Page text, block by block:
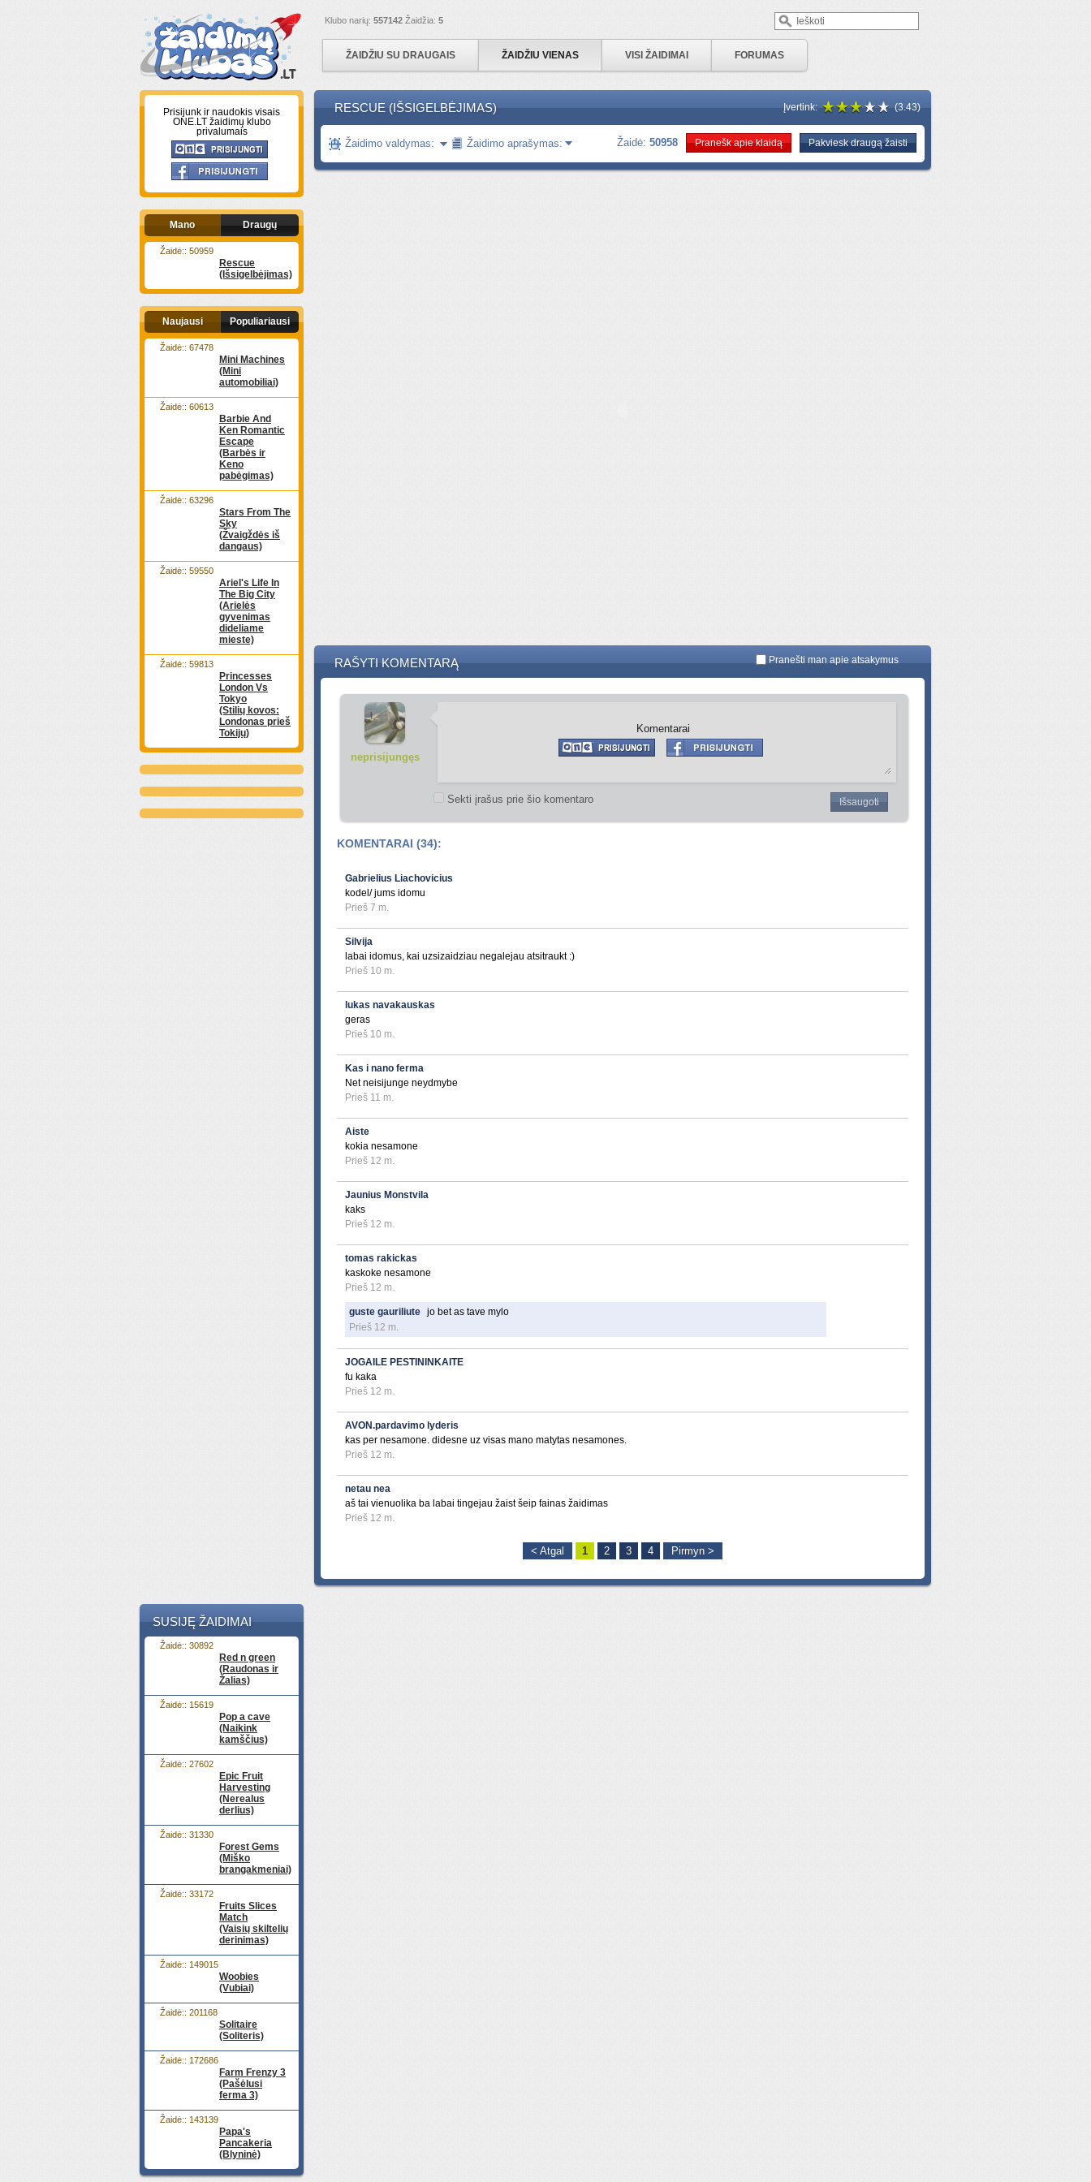
Klubo narių: 557142 Žaidžia: 5
ŽAIDŽIU SU DRAUGAIS ŽAIDŽIU VIENAS VISI ŽAIDIMAI FORUMAS
Prisijunk ir naudokis visais
ONE.LT žaidimų klubo
privalumais
Mano Draugų
Rescue
(Išsigelbėjimas)
Žaidė:: 50959
Naujausi Populiariausi
Mini Machines
(Mini
automobiliai)
Žaidė:: 67478
Barbie And
Ken Romantic
Escape
(Barbės ir
Keno
pabėgimas)
Žaidė:: 60613
Stars From The
Sky
(Žvaigždės iš
dangaus)
Žaidė:: 63296
Ariel's Life In
The Big City
(Arielės
gyvenimas
dideliame
mieste)
Žaidė:: 59550
Princesses
London Vs
Tokyo
(Stilių kovos:
Londonas prieš
Tokijų)
Žaidė:: 59813
RESCUE (IŠSIGELBĖJIMAS) (3.43)
Įvertink:
Žaidimo valdymas: Žaidimo aprašymas: Pakviesk draugą žaisti
Pranešk apie klaidą
Žaidė: 50958
RAŠYTI KOMENTARĄ Pranešti man apie atsakymus
neprisijungęs
Sekti įrašus prie šio komentaro Išsaugoti
Komentarai
KOMENTARAI (34):
Gabrielius Liachovicius
kodel/ jums idomu
Prieš 7 m.
Silvija
labai idomus, kai uzsizaidziau negalejau atsitraukt :)
Prieš 10 m.
lukas navakauskas
geras
Prieš 10 m.
Kas i nano ferma
Net neisijunge neydmybe
Prieš 11 m.
Aiste
kokia nesamone
Prieš 12 m.
Jaunius Monstvila
kaks
Prieš 12 m.
tomas rakickas
kaskoke nesamone
Prieš 12 m.
guste gauriliute jo bet as tave mylo
Prieš 12 m.
JOGAILE PESTININKAITE
fu kaka
Prieš 12 m.
AVON.pardavimo lyderis
kas per nesamone. didesne uz visas mano matytas nesamones.
Prieš 12 m.
netau nea
aš tai vienuolika ba labai tingejau žaist šeip fainas žaidimas
Prieš 12 m.
< Atgal 1 2 3 4 Pirmyn >
SUSIJĘ ŽAIDIMAI
Red n green
(Raudonas ir
Žalias)
Žaidė:: 30892
Pop a cave
(Naikink
kamščius)
Žaidė:: 15619
Epic Fruit
Harvesting
(Nerealus
derlius)
Žaidė:: 27602
Forest Gems
(Miško
brangakmeniai)
Žaidė:: 31330
Fruits Slices
Match
(Vaisių skiltelių
derinimas)
Žaidė:: 33172
Woobies
(Vubiai)
Žaidė:: 149015
Solitaire
(Soliteris)
Žaidė:: 201168
Farm Frenzy 3
(Pašėlusi
ferma 3)
Žaidė:: 172686
Papa's
Pancakeria
(Blyninė)
Žaidė:: 143139